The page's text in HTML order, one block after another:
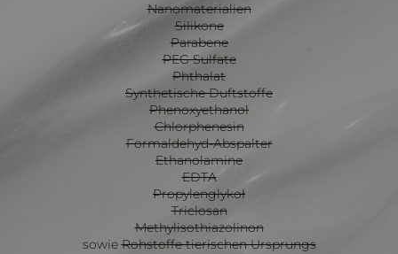
Nanomaterialien
Silikone
Parabene
PEG Sulfate
Phthalat
Synthetische Duftstoffe
Phenoxyethanol
Chlorphenesin
Formaldehyd-Abspalter
Ethanolamine
EDTA
Propylenglykoł
Triclosan
Methylisothiazolinon
sowieRohstoffe tierischen Ursprungs